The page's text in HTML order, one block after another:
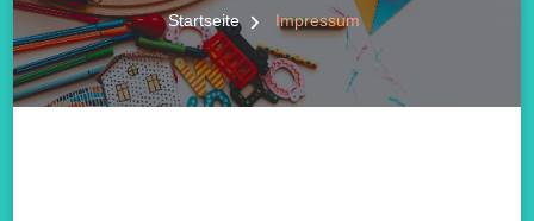
Startseite Impressum